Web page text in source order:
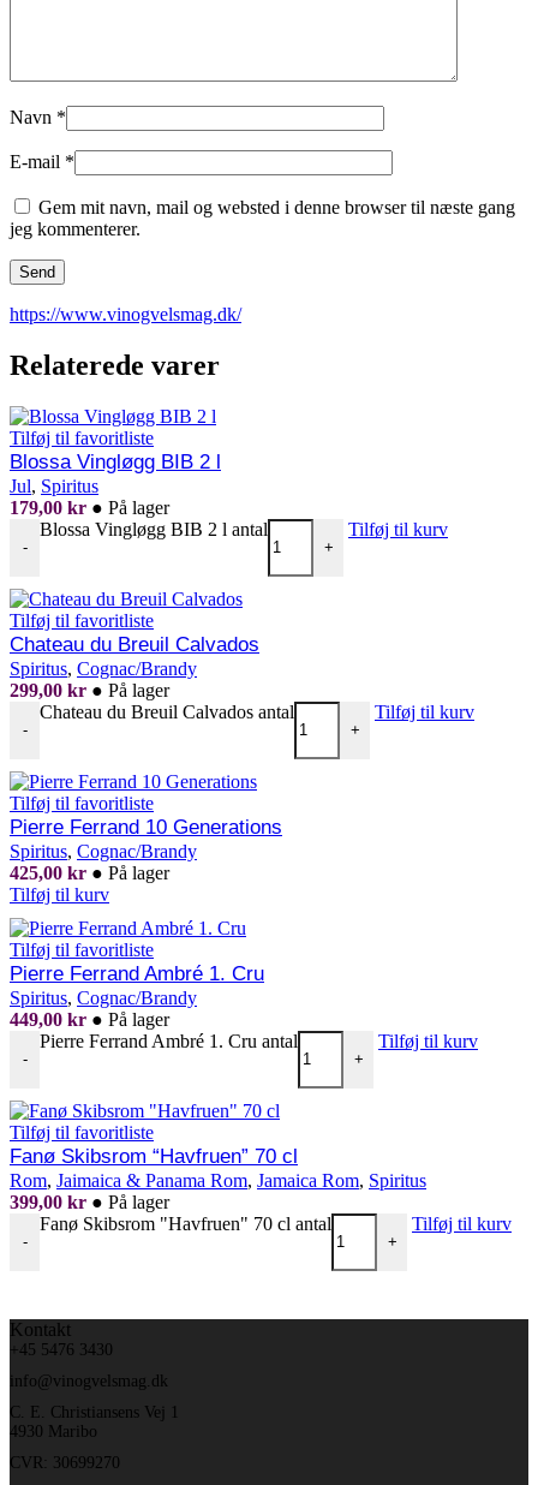
Navn *
E-mail *
Gem mit navn, mail og websted i denne browser til næste gang
jeg kommenterer.
https://www.vinogvelsmag.dk/
Relaterede varer
Tilføj til favoritliste
Blossa Vingløgg BIB 2 l
Jul, Spiritus
179,00 kr ● På lager
-
Blossa Vingløgg BIB 2 l antal
+
Tilføj til kurv
Tilføj til favoritliste
Chateau du Breuil Calvados
Spiritus, Cognac/Brandy
299,00 kr ● På lager
-
Chateau du Breuil Calvados antal
+
Tilføj til kurv
Tilføj til favoritliste
Pierre Ferrand 10 Generations
Spiritus, Cognac/Brandy
425,00 kr ● På lager
Tilføj til kurv
Tilføj til favoritliste
Pierre Ferrand Ambré 1. Cru
Spiritus, Cognac/Brandy
449,00 kr ● På lager
-
Pierre Ferrand Ambré 1. Cru antal
+
Tilføj til kurv
Tilføj til favoritliste
Fanø Skibsrom “Havfruen” 70 cl
Rom, Jaimaica & Panama Rom, Jamaica Rom, Spiritus
399,00 kr ● På lager
-
Fanø Skibsrom "Havfruen" 70 cl antal
+
Tilføj til kurv
Kontakt
+45 5476 3430
info@vinogvelsmag.dk
C. E. Christiansens Vej 1
4930 Maribo
CVR: 30699270